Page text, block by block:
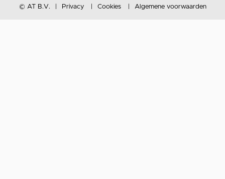
© AT B.V. Privacy Cookies Algemene voorwaarden